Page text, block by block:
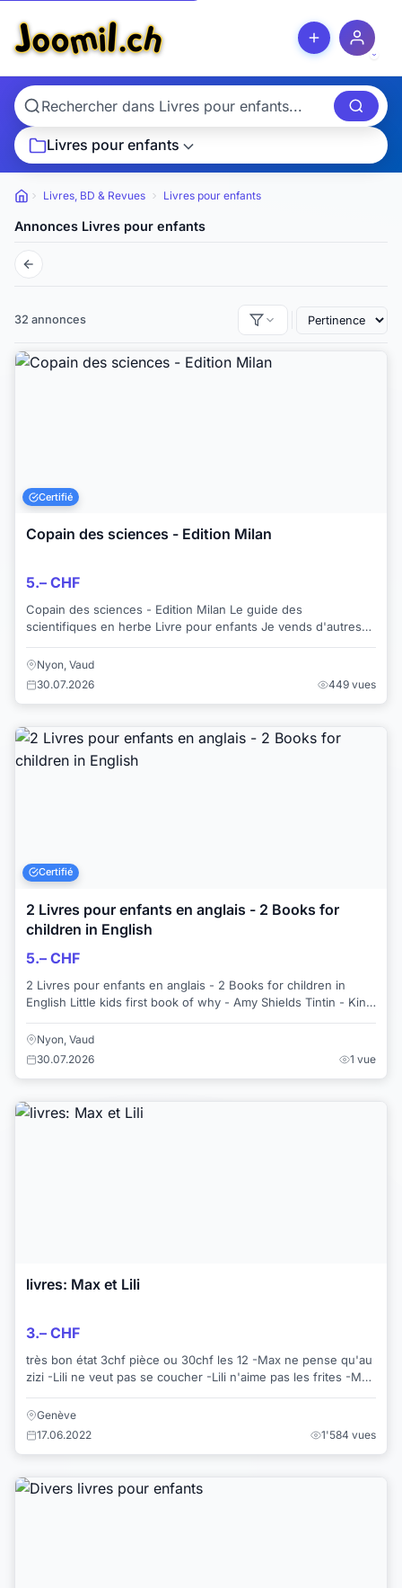
Livres pour enfants
Petites
annonces
Livres, BD & Revues Livres pour enfants
Annonces Livres pour enfants
32 annonces
Certifié
Copain des sciences - Edition Milan
5.– CHF
Copain des sciences - Edition Milan Le guide des
scientifiques en herbe Livre pour enfants Je vends d'autres
Nyon, Vaud
30.07.2026
449 vues
Certifié
2 Livres pour enfants en anglais - 2 Books for
children in English
5.– CHF
2 Livres pour enfants en anglais - 2 Books for children in
English Little kids first book of why - Amy Shields Tintin - King
Nyon, Vaud
30.07.2026
1 vue
livres: Max et Lili
3.– CHF
très bon état 3chf pièce ou 30chf les 12 -Max ne pense qu'au
zizi -Lili ne veut pas se coucher -Lili n'aime pas les frites -Max
Genève
17.06.2022
1'584 vues